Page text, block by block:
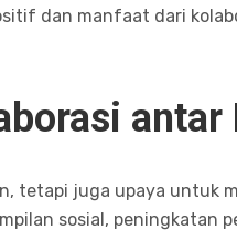
dan manfaat dari
antar
tetapi juga upaya untuk
sosial, peningkatan